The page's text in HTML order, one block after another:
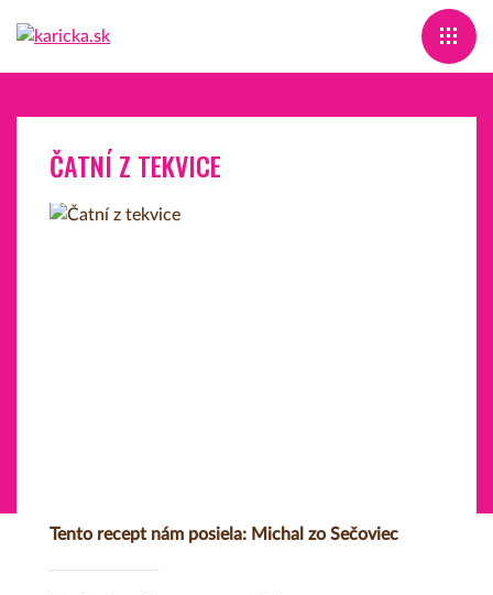
ČATNÍ Z TEKVICE
Tento recept nám posiela: Michal zo Sečoviec